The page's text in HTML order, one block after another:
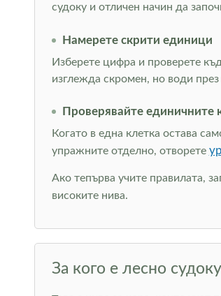
судоку и отличен начин да
Намерете скрити единици
Изберете цифра и проверете
изглежда скромен, но води
Проверявайте единичните
Когато в една клетка остава
упражните отделно, отворете
Ако тепърва учите правилата,
високите нива.
За кого е лесно